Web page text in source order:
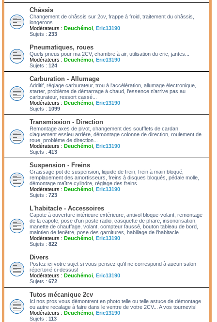
Châssis
Changement de châssis sur 2cv, frappe à froid, traitement du châssis,
longerons...
Modérateurs : Deuchémoi Eric13190
Sujets : 233
Pneumatiques, roues
Quels pneus pour ma 2CV, chambre à air, utilisation du cric, jantes...
Modérateurs : Deuchémoi Eric13190
Sujets : 124
Carburation - Allumage
Additif, réglage carburateur, trou à l'accélération, allumage électronique,
starter, problème de démarrage à chaud, l'essence n'arrive pas au
carburateur, ressort cassé...
Modérateurs : Deuchémoi Eric13190
Sujets : 1099
Transmission - Direction
Remontage axes de pivot, changement des soufflets de cardan,
claquement essieu arrière, démontage colonne de direction, roulement de
roue, problème de direction...
Modérateurs : Deuchémoi Eric13190
Sujets : 413
Suspension - Freins
Graissage pot de suspension, liquide de frein, frein à main bloqué,
remplacement des amortisseurs, freins à disques bloqués, pédale molle,
démontage maître cylindre, réglage des freins...
Modérateurs : Deuchémoi Eric13190
Sujets : 723
L'habitacle - Accessoires
Capote à ouverture intérieure extérieure, antivol bloque-volant, remontage
de la capote, pose d'un poste radio, casquette de phare, insonorisation,
manette de chauffage, volant, compteur faussé, bouton tableau de bord,
maintien de fenêtre, pose des garnitures, habillage de l'habitacle...
Modérateurs : Deuchémoi Eric13190
Sujets : 822
Divers
Postez ici votre sujet si vous pensez qu'il ne correspond à aucun salon
répertorié ci-dessus!
Modérateurs : Deuchémoi Eric13190
Sujets : 672
Tutos mécanique 2cv
Ici nos pros vous démontrent en photo telle ou telle astuce de démontage
ou autre recalage à faire dans le ventre de votre 2CV... A vos tournevis!
Modérateurs : Deuchémoi Eric13190
Sujets : 113